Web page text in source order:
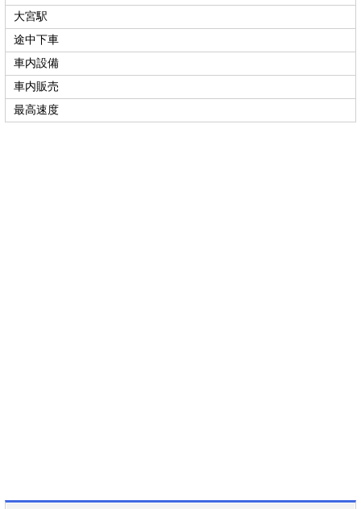
大宮駅
途中下車
車内設備
車内販売
最高速度